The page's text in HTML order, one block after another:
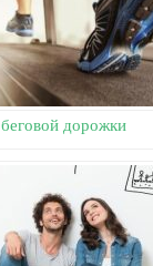
дорожки